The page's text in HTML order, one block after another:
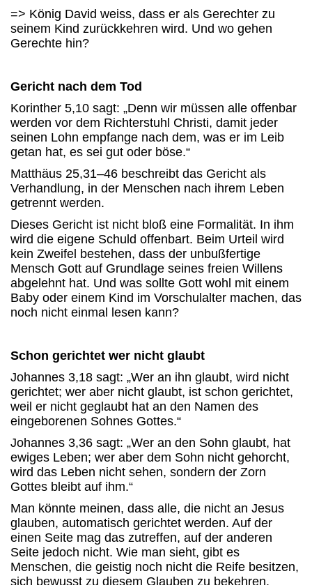
=> König David weiss, dass er als Gerechter zu
seinem Kind zurückkehren wird. Und wo gehen
Gerechte hin?
Gericht nach dem Tod
Korinther 5,10 sagt: „Denn wir müssen alle offenbar
werden vor dem Richterstuhl Christi, damit jeder
seinen Lohn empfange nach dem, was er im Leib
getan hat, es sei gut oder böse.“
Matthäus 25,31–46 beschreibt das Gericht als
Verhandlung, in der Menschen nach ihrem Leben
getrennt werden.
Dieses Gericht ist nicht bloß eine Formalität. In ihm
wird die eigene Schuld offenbart. Beim Urteil wird
kein Zweifel bestehen, dass der unbußfertige
Mensch Gott auf Grundlage seines freien Willens
abgelehnt hat. Und was sollte Gott wohl mit einem
Baby oder einem Kind im Vorschulalter machen, das
noch nicht einmal lesen kann?
Schon gerichtet wer nicht glaubt
Johannes 3,18 sagt: „Wer an ihn glaubt, wird nicht
gerichtet; wer aber nicht glaubt, ist schon gerichtet,
weil er nicht geglaubt hat an den Namen des
eingeborenen Sohnes Gottes.“
Johannes 3,36 sagt: „Wer an den Sohn glaubt, hat
ewiges Leben; wer aber dem Sohn nicht gehorcht,
wird das Leben nicht sehen, sondern der Zorn
Gottes bleibt auf ihm.“
Man könnte meinen, dass alle, die nicht an Jesus
glauben, automatisch gerichtet werden. Auf der
einen Seite mag das zutreffen, auf der anderen
Seite jedoch nicht. Wie man sieht, gibt es
Menschen, die geistig noch nicht die Reife besitzen,
sich bewusst zu diesem Glauben zu bekehren.